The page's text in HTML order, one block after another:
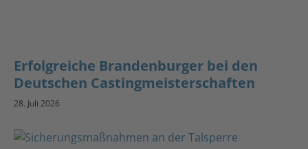
Erfolgreiche Brandenburger bei den
Deutschen Castingmeisterschaften
28. Juli 2026